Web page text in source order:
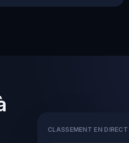
CLASSEMENT EN DIRECT